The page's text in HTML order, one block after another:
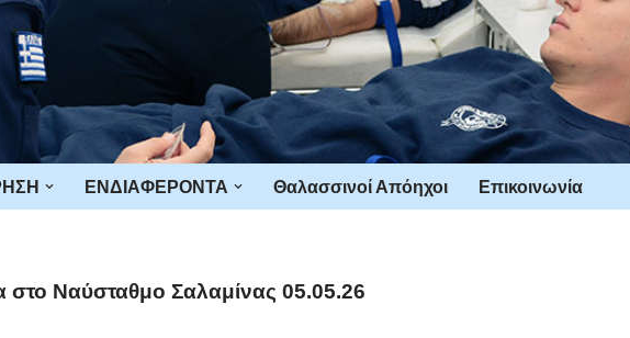
ΕΝΔΙΑΦΕΡΟΝΤΑ Θαλασσινοί Απόηχοι Επικοινωνία
στο Ναύσταθμο Σαλαμίνας 05.05.26